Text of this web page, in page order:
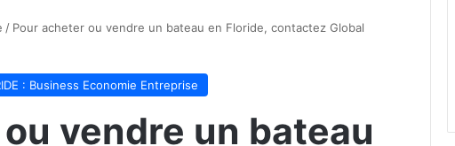
/ Pour acheter ou vendre un bateau en Floride, contactez Global
: Business Economie Entreprise
vendre un bateau